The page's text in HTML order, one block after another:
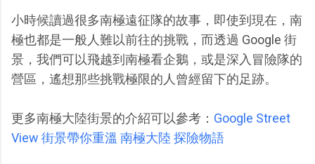
小時候讀過很多南極遠征隊的故事，即使到現在，南
極也都是一般人難以前往的挑戰，而透過 Google 街
景，我們可以飛越到南極看企鵝，或是深入冒險隊的
營區，遙想那些挑戰極限的人曾經留下的足跡。
更多南極大陸街景的介紹可以參考： Google Street
View 街景帶你重溫 南極大陸 探險物語